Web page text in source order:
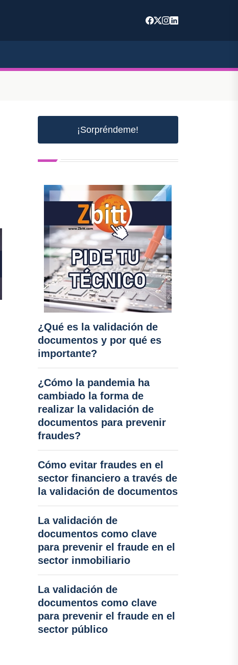
¡Sorpréndeme!
¿Qué es la validación de
documentos y por qué es
importante?
¿Cómo la pandemia ha
cambiado la forma de
realizar la validación de
documentos para prevenir
fraudes?
Cómo evitar fraudes en el
sector financiero a través de
la validación de documentos
La validación de
documentos como clave
para prevenir el fraude en el
sector inmobiliario
La validación de
documentos como clave
para prevenir el fraude en el
sector público